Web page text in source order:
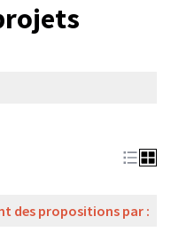
des propositions par :